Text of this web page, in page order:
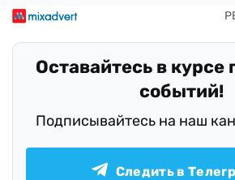
Оставайтесь в курсе
событий!
Подписывайтесь на наш
Следить в